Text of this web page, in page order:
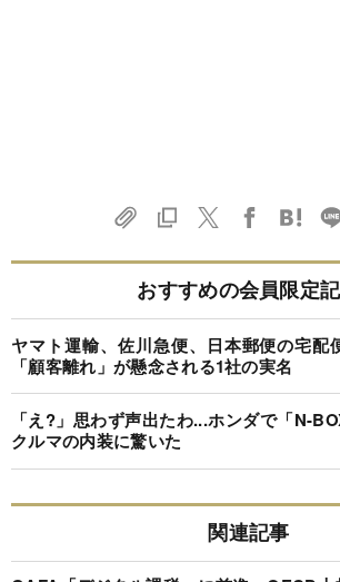
おすすめの会員限定
ヤマト運輸、佐川急便、日本郵便の宅配
「顧客離れ」が懸念される1社の実名
「え?」思わず声出たわ...ホンダで「N-
クルマの内装に驚いた
関連記事